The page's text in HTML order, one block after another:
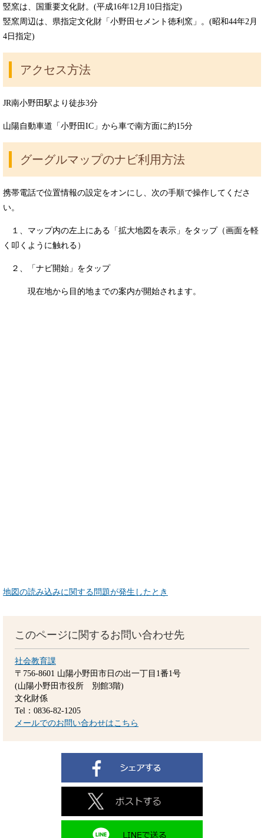
竪窯は、国重要文化財。(平成16年12月10日指定)
竪窯周辺は、県指定文化財「小野田セメント徳利窯」。(昭和44年2月
4日指定)
アクセス方法
JR南小野田駅より徒歩3分
山陽自動車道「小野田IC」から車で南方面に約15分
グーグルマップのナビ利用方法
携帯電話で位置情報の設定をオンにし、次の手順で操作してくださ
い。
１、マップ内の左上にある「拡大地図を表示」をタップ（画面を軽
く叩くように触れる）
２、「ナビ開始」をタップ
現在地から目的地までの案内が開始されます。
地図の読み込みに関する問題が発生したとき
このページに関するお問い合わせ先
社会教育課
〒756-8601 山陽小野田市日の出一丁目1番1号
(山陽小野田市役所 別館3階)
文化財係
Tel：0836-82-1205
メールでのお問い合わせはこちら